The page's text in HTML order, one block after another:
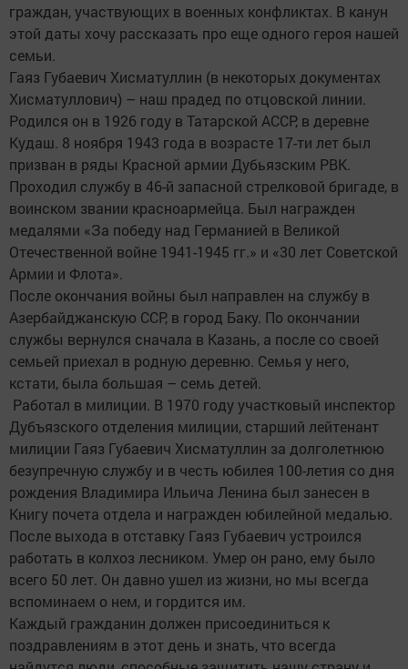
граждан, участвующих в военных конфликтах. В канун
этой даты хочу рассказать про еще одного героя нашей
семьи.
Гаяз Губаевич Хисматуллин (в некоторых документах
Хисматуллович) – наш прадед по отцовской линии.
Родился он в 1926 году в Татарской АССР, в деревне
Кудаш. 8 ноября 1943 года в возрасте 17-ти лет был
призван в ряды Красной армии Дубьязским РВК.
Проходил службу в 46-й запасной стрелковой бригаде, в
воинском звании красноармейца. Был награжден
медалями «За победу над Германией в Великой
Отечественной войне 1941-1945 гг.» и «30 лет Советской
Армии и Флота».
После окончания войны был направлен на службу в
Азербайджанскую ССР, в город Баку. По окончании
службы вернулся сначала в Казань, а после со своей
семьей приехал в родную деревню. Семья у него,
кстати, была большая – семь детей.
Работал в милиции. В 1970 году участковый инспектор
Дубъязского отделения милиции, старший лейтенант
милиции Гаяз Губаевич Хисматуллин за долголетнюю
безупречную службу и в честь юбилея 100-летия со дня
рождения Владимира Ильича Ленина был занесен в
Книгу почета отдела и награжден юбилейной медалью.
После выхода в отставку Гаяз Губаевич устроился
работать в колхоз лесником. Умер он рано, ему было
всего 50 лет. Он давно ушел из жизни, но мы всегда
вспоминаем о нем, и гордится им.
Каждый гражданин должен присоединиться к
поздравлениям в этот день и знать, что всегда